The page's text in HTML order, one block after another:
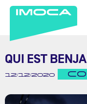
QUI EST
12/12/2020